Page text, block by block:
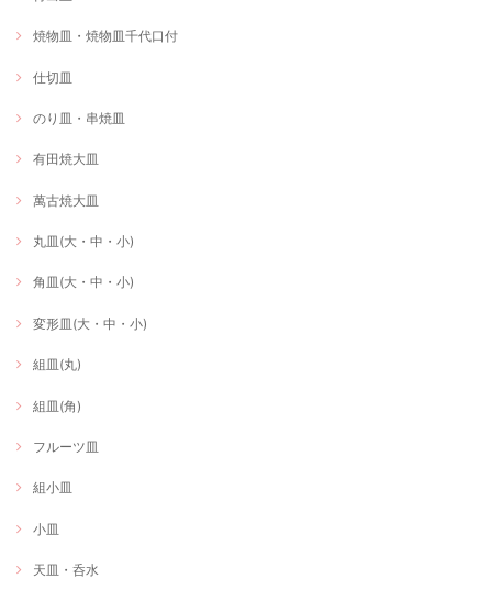
焼物皿・焼物皿千代口付
仕切皿
のり皿・串焼皿
有田焼大皿
萬古焼大皿
丸皿(大・中・小)
角皿(大・中・小)
変形皿(大・中・小)
組皿(丸)
組皿(角)
フルーツ皿
組小皿
小皿
天皿・呑水